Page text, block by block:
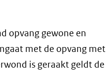
opvang gewone en
met de opvang met
is geraakt geldt de